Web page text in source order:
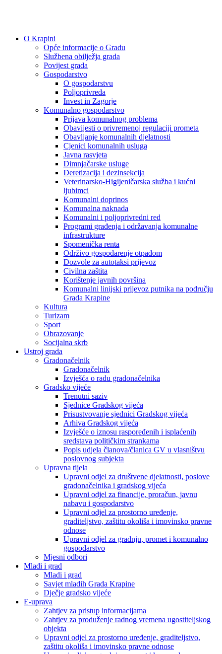
O Krapini
Opće informacije o Gradu
Službena obilježja grada
Povijest grada
Gospodarstvo
O gospodarstvu
Poljoprivreda
Invest in Zagorje
Komunalno gospodarstvo
Prijava komunalnog problema
Obavijesti o privremenoj regulaciji prometa
Obavljanje komunalnih djelatnosti
Cjenici komunalnih usluga
Javna rasvjeta
Dimnjačarske usluge
Deretizacija i dezinsekcija
Veterinarsko-Higijeničarska služba i kućni
ljubimci
Komunalni doprinos
Komunalna naknada
Komunalni i poljoprivredni red
Programi građenja i održavanja komunalne
infrastrukture
Spomenička renta
Održivo gospodarenje otpadom
Dozvole za autotaksi prijevoz
Civilna zaštita
Korištenje javnih površina
Komunalni linijski prijevoz putnika na području
Grada Krapine
Kultura
Turizam
Sport
Obrazovanje
Socijalna skrb
Ustroj grada
Gradonačelnik
Gradonačelnik
Izvješća o radu gradonačelnika
Gradsko vijeće
Trenutni saziv
Sjednice Gradskog vijeća
Prisustvovanje sjednici Gradskog vijeća
Arhiva Gradskog vijeća
Izvješće o iznosu raspoređenih i isplaćenih
sredstava političkim strankama
Popis udjela članova/članica GV u vlasništvu
poslovnog subjekta
Upravna tijela
Upravni odjel za društvene djelatnosti, poslove
gradonačelnika i gradskog vijeća
Upravni odjel za financije, proračun, javnu
nabavu i gospodarstvo
Upravni odjel za prostorno uređenje,
graditeljstvo, zaštitu okoliša i imovinsko pravne
odnose
Upravni odjel za gradnju, promet i komunalno
gospodarstvo
Mjesni odbori
Mladi i grad
Mladi i grad
Savjet mladih Grada Krapine
Dječje gradsko vijeće
E-uprava
Zahtjev za pristup informacijama
Zahtjev za produženje radnog vremena ugostiteljskog
objekta
Upravni odjel za prostorno uređenje, graditeljstvo,
zaštitu okoliša i imovinsko pravne odnose